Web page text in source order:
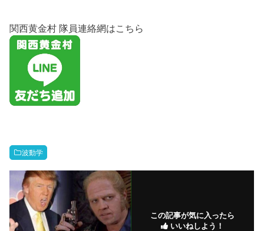
関西黄金村 隊員連絡網はこちら
波動学
この記事が気に入ったら
いいねしよう！